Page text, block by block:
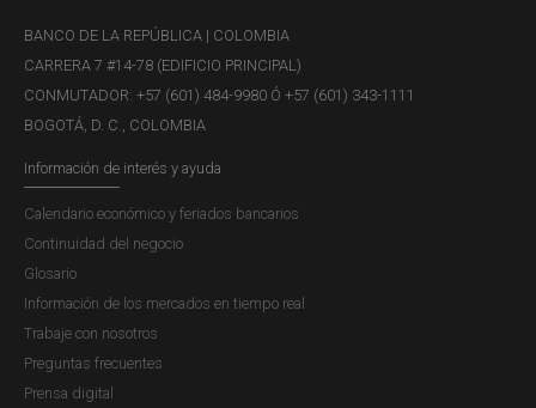
BANCO DE LA REPÚBLICA | COLOMBIA
CARRERA 7 #14-78 (EDIFICIO PRINCIPAL)
CONMUTADOR: +57 (601) 484-9980 Ó +57 (601) 343-1111
BOGOTÁ, D. C., COLOMBIA
Información de interés y ayuda
Calendario económico y feriados bancarios
Continuidad del negocio
Glosario
Información de los mercados en tiempo real
Trabaje con nosotros
Preguntas frecuentes
Prensa digital